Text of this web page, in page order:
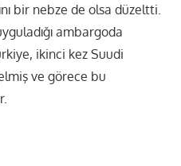
bir nebze de olsa düzeltti.
ambargoda
ikinci kez Suudi
ve görece bu